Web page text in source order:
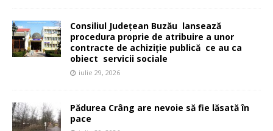
Consiliul Județean Buzău lansează
procedura proprie de atribuire a unor
contracte de achiziție publică ce au ca
obiect servicii sociale
iulie 29, 2026
Pădurea Crâng are nevoie să fie lăsată în
pace